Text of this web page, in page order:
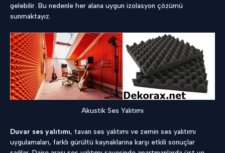
gelebilir. Bu nedenle her alana uygun izolasyon çözümü
sunmaktayız.
Akustik Ses Yalıtımı
Duvar ses yalıtımı, tavan ses yalıtımı ve zemin ses yalıtımı
uygulamaları, farklı gürültü kaynaklarına karşı etkili sonuçlar